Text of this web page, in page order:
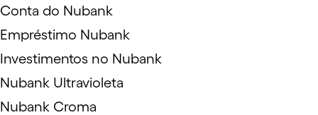
Conta do Nubank
Empréstimo Nubank
Investimentos no Nubank
Nubank Ultravioleta
Nubank Croma